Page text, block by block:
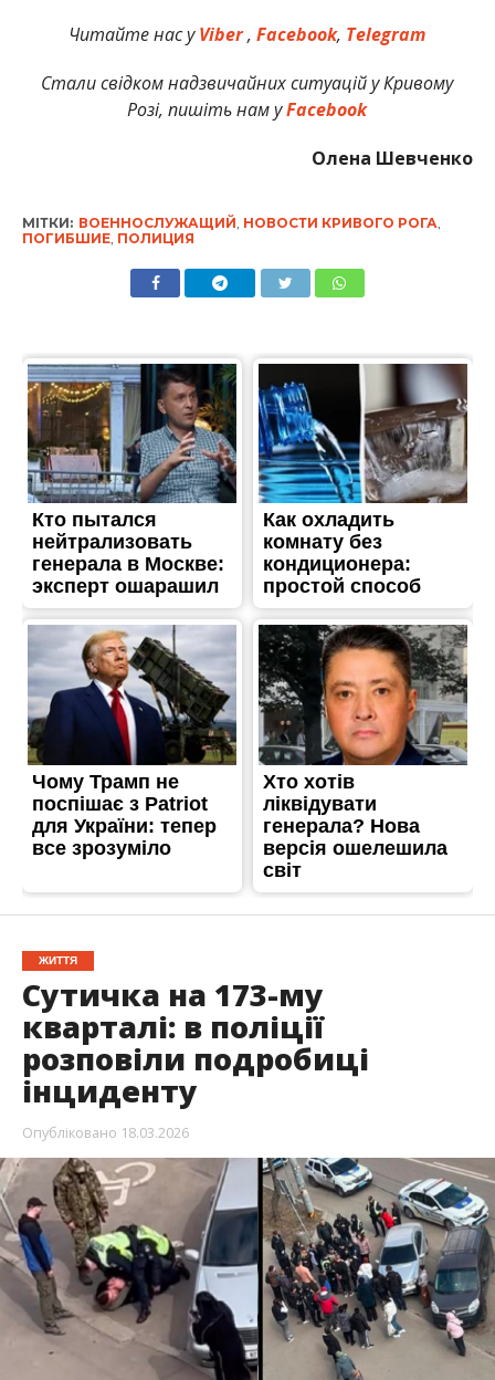
Читайте нас уViber,Facebook, Telegram
Стали свідком надзвичайних ситуацій у Кривому
Розі, пишіть нам уFacebook
Олена Шевченко
МІТКИ: ВОЕННОСЛУЖАЩИЙ, НОВОСТИ КРИВОГО РОГА,
ПОГИБШИЕ, ПОЛИЦИЯ
ЖИТТЯ
Сутичка на 173-му
кварталі: в поліції
розповіли подробиці
інциденту
Опубліковано 18.03.2026